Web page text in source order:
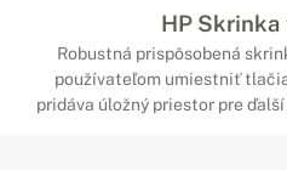
HP
Robustná prispôsobená
používateľom umiestniť
pridáva úložný priestor pre